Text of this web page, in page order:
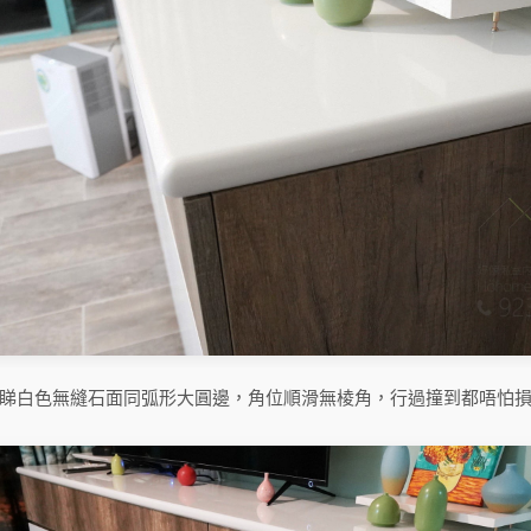
白色無縫石面同弧形大圓邊，角位順滑無棱角，行過撞到都唔怕